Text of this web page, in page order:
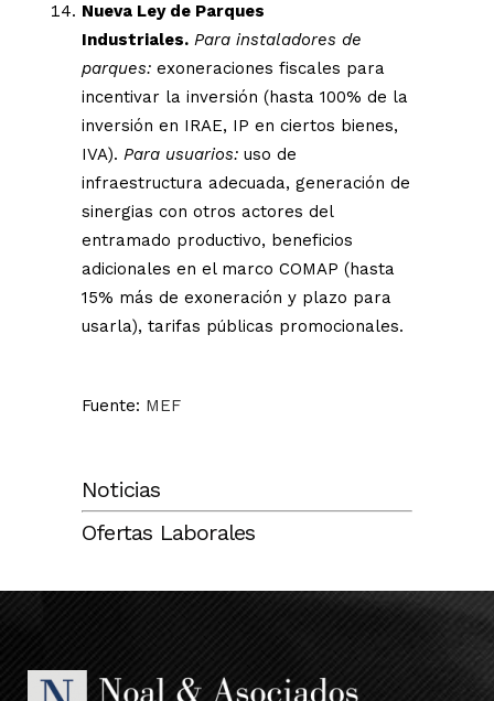
Nueva Ley de Parques
Industriales. Para instaladores de
parques: exoneraciones fiscales para
incentivar la inversión (hasta 100% de la
inversión en IRAE, IP en ciertos bienes,
IVA). Para usuarios: uso de
infraestructura adecuada, generación de
sinergias con otros actores del
entramado productivo, beneficios
adicionales en el marco COMAP (hasta
15% más de exoneración y plazo para
usarla), tarifas públicas promocionales.
Fuente: MEF
Noticias
Ofertas Laborales